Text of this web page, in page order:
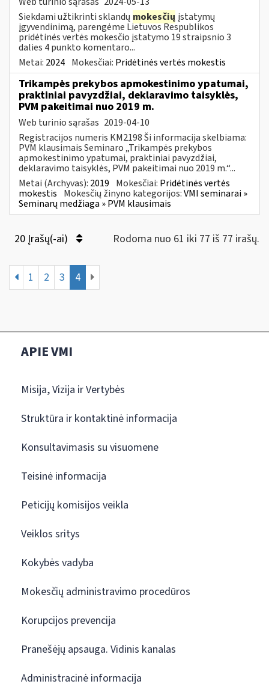
Siekdami užtikrinti sklandų mokesčių įstatymų
įgyvendinimą, parengėme Lietuvos Respublikos
pridėtinės vertės mokesčio įstatymo 19 straipsnio 3
dalies 4 punkto komentaro...
Metai: 2024 Mokesčiai: Pridėtinės vertės mokestis
Trikampės prekybos apmokestinimo ypatumai,
praktiniai pavyzdžiai, deklaravimo taisyklės,
PVM pakeitimai nuo 2019 m.
Web turinio sąrašas 2019-04-10
Registracijos numeris KM2198 Ši informacija skelbiama:
PVM klausimais Seminaro „Trikampės prekybos
apmokestinimo ypatumai, praktiniai pavyzdžiai,
deklaravimo taisyklės, PVM pakeitimai nuo 2019 m.“...
Metai (Archyvas): 2019 Mokesčiai: Pridėtinės vertės
mokestis Mokesčių žinyno kategorijos:VMI seminarai »
Seminarų medžiaga » PVM klausimais
20 Įrašų(-ai) Rodoma nuo 61 iki 77 iš 77 irašų.
1 2 3 4
APIE VMI
Misija, Vizija ir Vertybės
Struktūra ir kontaktinė informacija
Konsultavimasis su visuomene
Teisinė informacija
Peticijų komisijos veikla
Veiklos sritys
Kokybės vadyba
Mokesčių administravimo procedūros
Korupcijos prevencija
Pranešėjų apsauga. Vidinis kanalas
Administracinė informacija